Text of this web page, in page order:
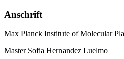
Anschrift
Max Planck Institute of Molecular
Master Sofia Hernandez Luelmo